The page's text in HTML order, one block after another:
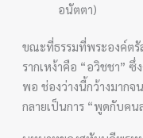
อนัตตา)
ขณะที่ธรรมที่พระองค์ตรั
รากเหง้าคือ “อวิชชา”
พอ ช่องว่างนี้กว้างมากจ
กลายเป็นการ “พูดกับคน